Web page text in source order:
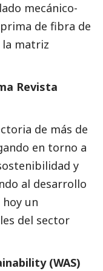
mecánico-
de fibra de
la matriz
Revista
de más de
en torno a
y
al desarrollo
un
del sector
(WAS)